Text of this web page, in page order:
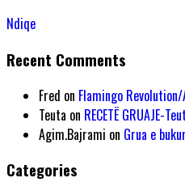
Ndiqe
Recent Comments
Fred on Flamingo
Teuta on RECETË GRUAJE-
Agim.Bajrami on Grua e
Categories